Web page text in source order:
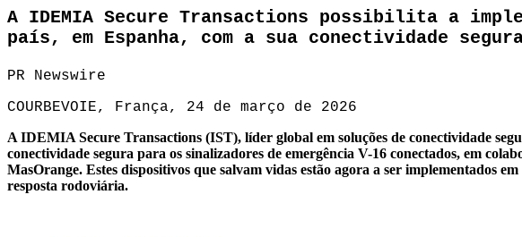
A IDEMIA Secure Transactions possibilita a
país, em Espanha, com a sua conectividade
PR Newswire
COURBEVOIE, França, 24 de março de 2026
A IDEMIA Secure Transactions (IST), líder global em soluções de conectividade
conectividade segura para os sinalizadores de emergência V-16 conectados, em
MasOrange. Estes dispositivos que salvam vidas estão agora a ser implementados
resposta rodoviária.